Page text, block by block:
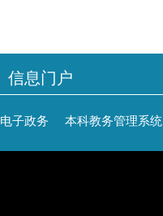
信息门户
电子政务 本科教务管理系统